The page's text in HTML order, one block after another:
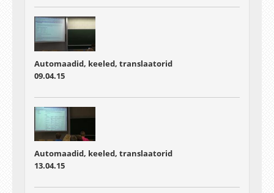
Automaadid, keeled, translaatorid
09.04.15
Automaadid, keeled, translaatorid
13.04.15